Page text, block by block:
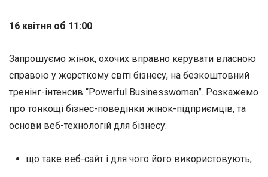
16 квітня об 11:00
Запрошуємо жінок, охочих вправно керувати власною
справою у жорсткому світі бізнесу, на безкоштовний
тренінг-інтенсив “Powerful Businesswoman”. Розкажемо
про тонкощі бізнес-поведінки жінок-підприємців, та
основи веб-технологій для бізнесу:
що таке веб-сайт і для чого його використовують;